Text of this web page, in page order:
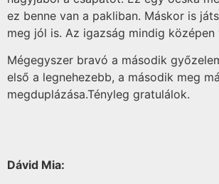
ez benne van a pakliban. Máskor is
meg jól is. Az igazság mindig középen
Mégegyszer bravó a második
első a legnehezebb, a második meg
megduplázása.Tényleg gratulálok.
Dávid Mia: